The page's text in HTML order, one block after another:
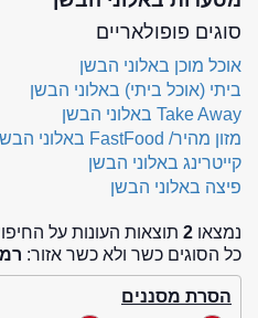
סוגים פופולאריים
אוכל מוכן באלוני הבשן
ביתי (אוכל ביתי) באלוני הבשן
Take Away באלוני הבשן
מזון מהיר/ FastFood באלוני הבשן
קייטרינג באלוני הבשן
פיצה באלוני הבשן
נמצאו 2 תוצאות העונות על
כל הסוגים כשר ולא כשר אזור:
הסרת מסננים